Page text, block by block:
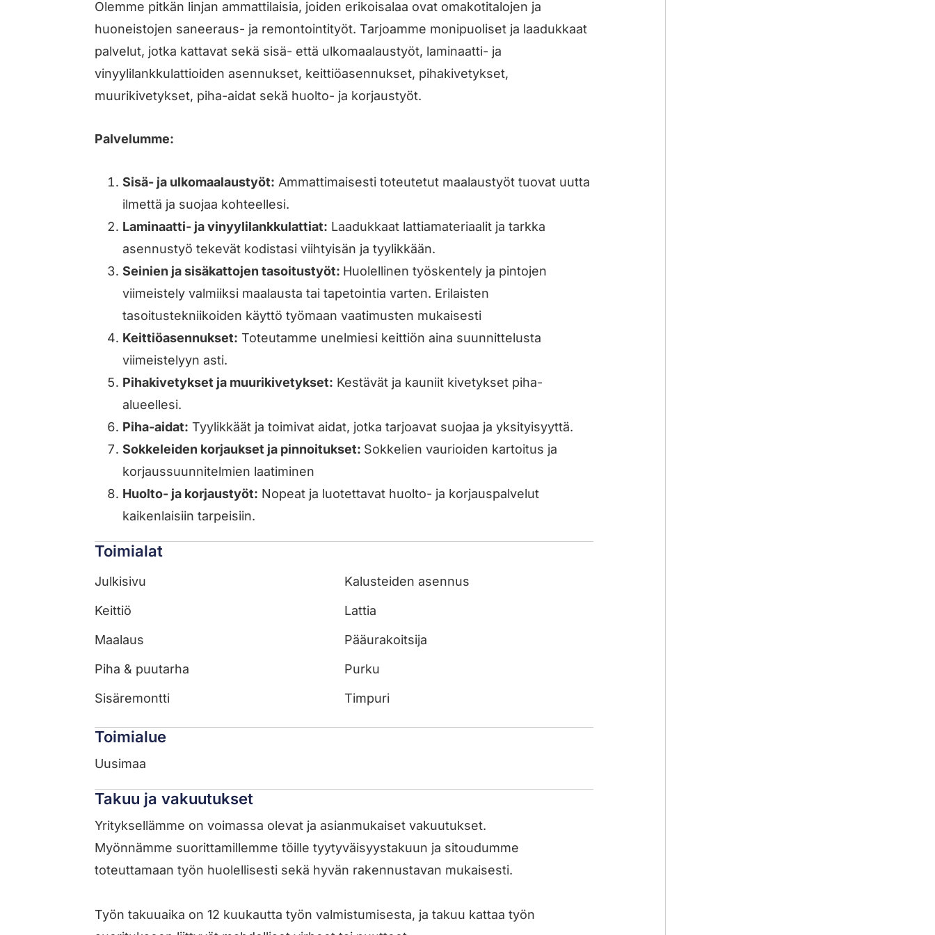
Olemme pitkän linjan ammattilaisia, joiden erikoisalaa ovat omakotitalojen ja
huoneistojen saneeraus- ja remontointityöt. Tarjoamme monipuoliset ja laadukkaat
palvelut, jotka kattavat sekä sisä- että ulkomaalaustyöt, laminaatti- ja
vinyylilankkulattioiden asennukset, keittiöasennukset, pihakivetykset,
muurikivetykset, piha-aidat sekä huolto- ja korjaustyöt.
Palvelumme:
Sisä- ja ulkomaalaustyöt: Ammattimaisesti toteutetut maalaustyöt tuovat uutta
ilmettä ja suojaa kohteellesi.
Laminaatti- ja vinyylilankkulattiat: Laadukkaat lattiamateriaalit ja tarkka
asennustyö tekevät kodistasi viihtyisän ja tyylikkään.
Seinien ja sisäkattojen tasoitustyöt: Huolellinen työskentely ja pintojen
viimeistely valmiiksi maalausta tai tapetointia varten. Erilaisten
tasoitustekniikoiden käyttö työmaan vaatimusten mukaisesti
Keittiöasennukset: Toteutamme unelmiesi keittiön aina suunnittelusta
viimeistelyyn asti.
Pihakivetykset ja muurikivetykset: Kestävät ja kauniit kivetykset piha-
alueellesi.
Piha-aidat: Tyylikkäät ja toimivat aidat, jotka tarjoavat suojaa ja yksityisyyttä.
Sokkeleiden korjaukset ja pinnoitukset: Sokkelien vaurioiden kartoitus ja
korjaussuunnitelmien laatiminen
Huolto- ja korjaustyöt: Nopeat ja luotettavat huolto- ja korjauspalvelut
kaikenlaisiin tarpeisiin.
Toimialat
Julkisivu
Kalusteiden asennus
Keittiö
Lattia
Maalaus
Pääurakoitsija
Piha & puutarha
Purku
Sisäremontti
Timpuri
Toimialue
Uusimaa
Takuu ja vakuutukset
Yrityksellämme on voimassa olevat ja asianmukaiset vakuutukset.
Myönnämme suorittamillemme töille tyytyväisyystakuun ja sitoudumme
toteuttamaan työn huolellisesti sekä hyvän rakennustavan mukaisesti.
Työn takuuaika on 12 kuukautta työn valmistumisesta, ja takuu kattaa työn